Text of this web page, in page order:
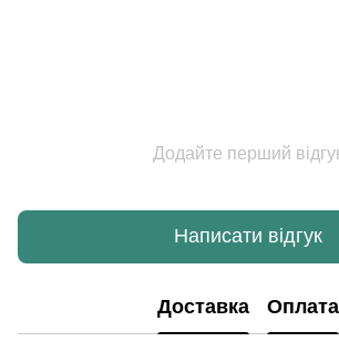
Додайте перший
Написати відгук
Доставка Оплата